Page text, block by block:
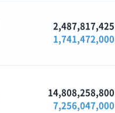
2,487,817,425
1,741,472,000
14,808,258,800
7,256,047,000